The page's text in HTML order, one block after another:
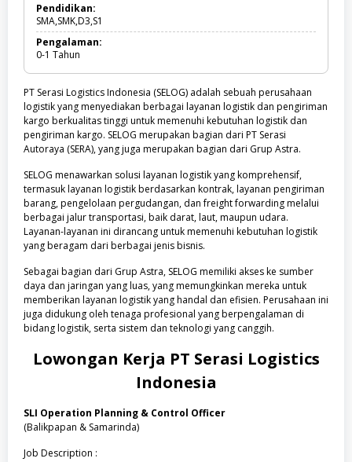
Jambi,
Kalimantan
Selatan,
Kalimantan
Tengah,
Kalimantan
Timur,
Lampung,
Riau,
Sumatera
Selatan,
Sumatera
Pendidikan:
SMA,SMK,D3,S1
Pengalaman:
0-1 Tahun
PT Serasi Logistics Indonesia (SELOG) adalah sebuah perusahaan
logistik yang menyediakan berbagai layanan logistik dan pengiriman
kargo berkualitas tinggi untuk memenuhi kebutuhan logistik dan
pengiriman kargo. SELOG merupakan bagian dari PT Serasi
Autoraya (SERA), yang juga merupakan bagian dari Grup Astra.
SELOG menawarkan solusi layanan logistik yang komprehensif,
termasuk layanan logistik berdasarkan kontrak, layanan pengiriman
barang, pengelolaan pergudangan, dan freight forwarding melalui
berbagai jalur transportasi, baik darat, laut, maupun udara.
Layanan-layanan ini dirancang untuk memenuhi kebutuhan logistik
yang beragam dari berbagai jenis bisnis.
Sebagai bagian dari Grup Astra, SELOG memiliki akses ke sumber
daya dan jaringan yang luas, yang memungkinkan mereka untuk
memberikan layanan logistik yang handal dan efisien. Perusahaan ini
juga didukung oleh tenaga profesional yang berpengalaman di
bidang logistik, serta sistem dan teknologi yang canggih.
Lowongan Kerja PT Serasi Logistics
Indonesia
SLI Operation Planning & Control Officer
(Balikpapan & Samarinda)
Job Description :